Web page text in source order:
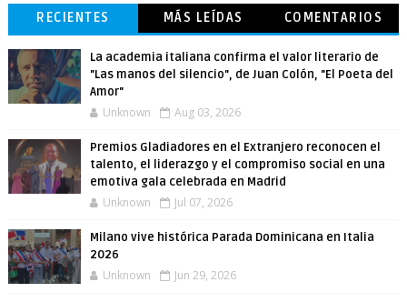
RECIENTES MÁS LEÍDAS COMENTARIOS
La academia italiana confirma el valor literario de
"Las manos del silencio", de Juan Colón, "El Poeta del
Amor"
Unknown Aug 03, 2026
Premios Gladiadores en el Extranjero reconocen el
talento, el liderazgo y el compromiso social en una
emotiva gala celebrada en Madrid
Unknown Jul 07, 2026
Milano vive histórica Parada Dominicana en Italia
2026
Unknown Jun 29, 2026